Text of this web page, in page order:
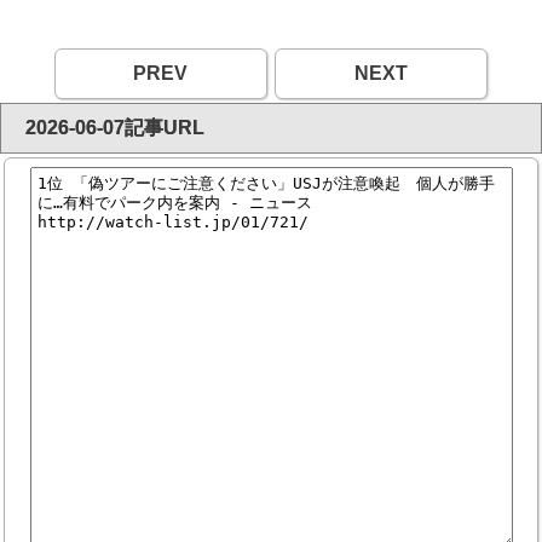
PREV NEXT
2026-06-07記事URL